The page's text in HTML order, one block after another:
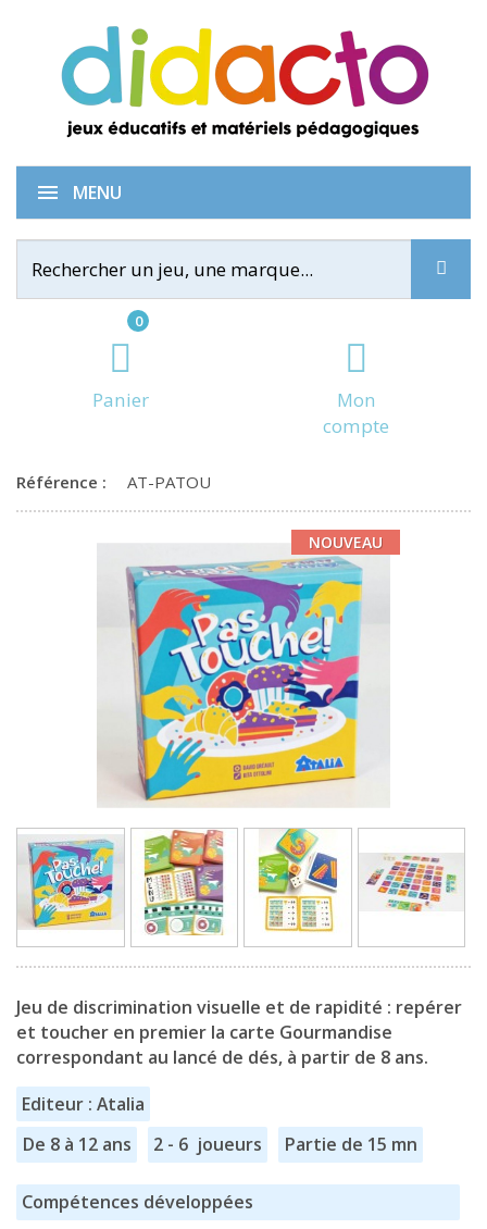
0
Panier
Mon
compte
MENU
Pas Touche !
Référence : AT-PATOU
NOUVEAU
Jeu de discrimination visuelle et de rapidité : repérer
et toucher en premier la carte Gourmandise
correspondant au lancé de dés, à partir de 8 ans.
Editeur : Atalia
De 8 à 12 ans
2 - 6 joueurs Partie de 15 mn
Compétences développées